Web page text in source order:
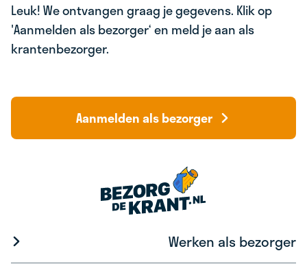
Leuk! We ontvangen graag je gegevens. Klik op
'Aanmelden als bezorger‘ en meld je aan als
krantenbezorger.
Aanmelden als bezorger
Werken als bezorger